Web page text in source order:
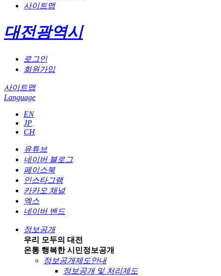
사이트맵
대전광역시
로그인
회원가입
사이트맵
Language
EN
JP
CH
유튜브
네이버 블로그
페이스북
인스타그램
카카오 채널
엑스
네이버 밴드
정보공개
우리 모두의 대전
온통 행복한 시민정보공개
정보공개제도안내
정보공개 및 처리제도